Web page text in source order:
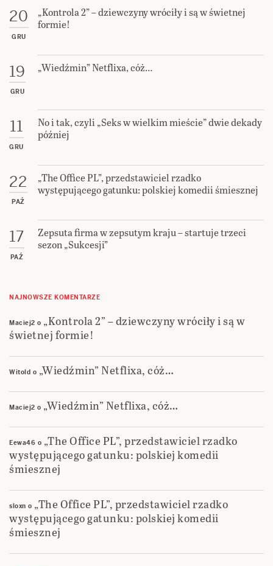
20
GRU
„Kontrola 2” – dziewczyny wróciły i są w świetnej
formie!
19
GRU
„Wiedźmin” Netflixa, cóż…
11
GRU
No i tak, czyli „Seks w wielkim mieście” dwie dekady
później
22
PAŹ
„The Office PL”, przedstawiciel rzadko
występującego gatunku: polskiej komedii śmiesznej
17
PAŹ
Zepsuta firma w zepsutym kraju – startuje trzeci
sezon „Sukcesji”
NAJNOWSZE KOMENTARZE
Maciej2 o „Kontrola 2” – dziewczyny wróciły i są w
świetnej formie!
Witold o „Wiedźmin” Netflixa, cóż…
Maciej2 o „Wiedźmin” Netflixa, cóż…
Eewa46 o „The Office PL”, przedstawiciel rzadko
występującego gatunku: polskiej komedii
śmiesznej
sloxn o „The Office PL”, przedstawiciel rzadko
występującego gatunku: polskiej komedii
śmiesznej